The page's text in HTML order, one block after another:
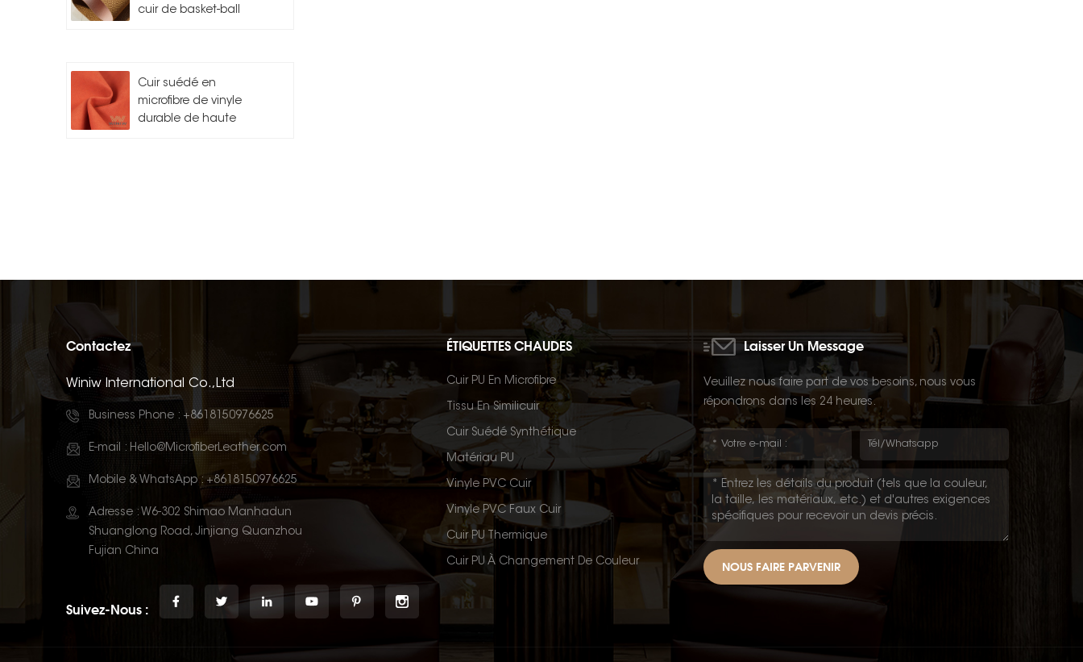
cuir de basket-ball
Cuir suédé en
microfibre de vinyle
durable de haute
Contactez
Winiw International Co.,Ltd
Business Phone : +8618150976625
E-mail : Hello@MicrofiberLeather.com
Mobile & WhatsApp : +8618150976625
Adresse : W6-302 Shimao Manhadun
Shuanglong Road, Jinjiang Quanzhou
Fujian China
ÉTIQUETTES CHAUDES
Cuir PU En Microfibre
Tissu En Similicuir
Cuir Suédé Synthétique
Matériau PU
Vinyle PVC Cuir
Vinyle PVC Faux Cuir
Cuir PU Thermique
Cuir PU À Changement De Couleur
Laisser Un Message
Veuillez nous faire part de vos besoins, nous vous
répondrons dans les 24 heures.
Suivez-Nous :